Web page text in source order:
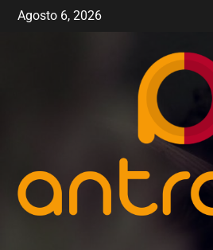
Agosto 6, 2026